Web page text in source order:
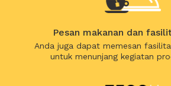
Pesan makanan dan
Anda juga dapat memesan
untuk menunjang kegiatan